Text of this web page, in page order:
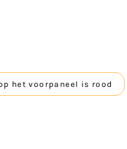
het voorpaneel is rood